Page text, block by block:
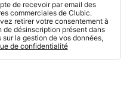
de recevoir par email des
commerciales de Clubic.
retirer votre consentement à
de désinscription présent dans
la gestion de vos données,
de confidentialité